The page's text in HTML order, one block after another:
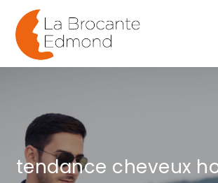
content
La
tendance cheveux